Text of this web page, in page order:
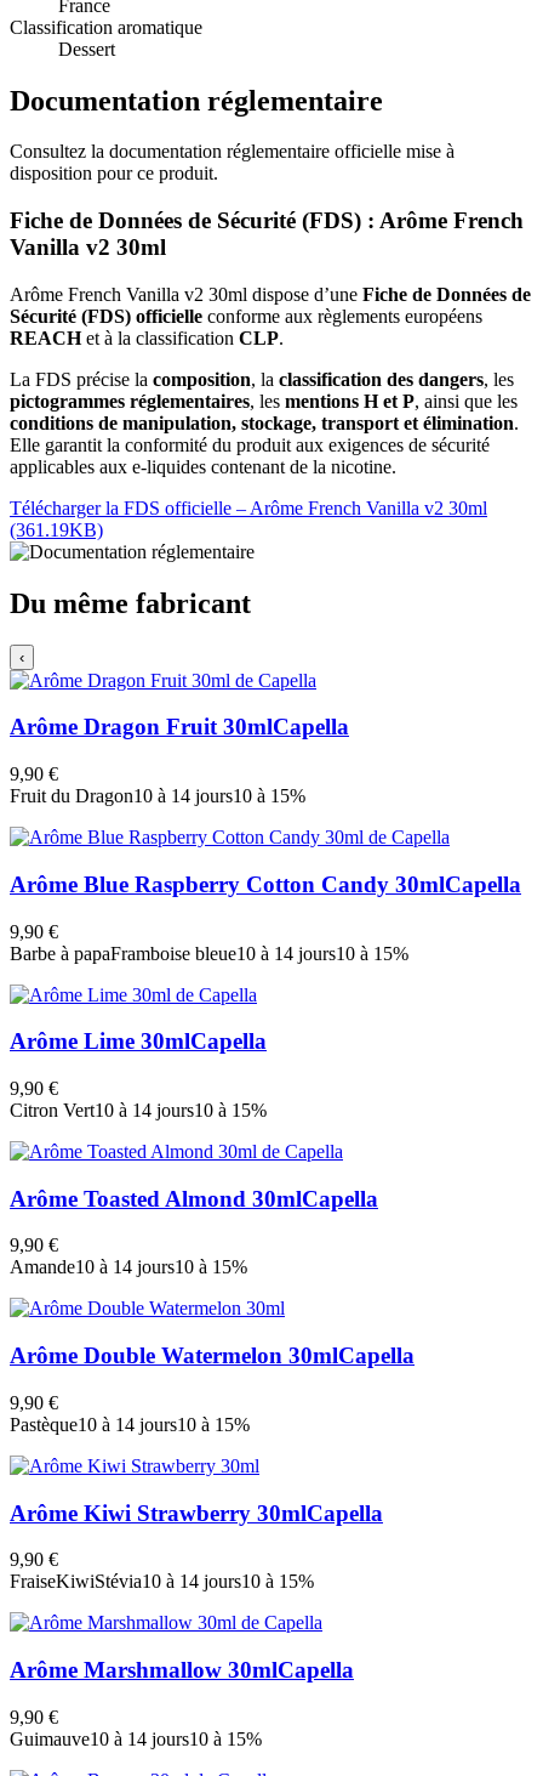
France
Classification aromatique
Dessert
Documentation réglementaire
Consultez la documentation réglementaire officielle mise à
disposition pour ce produit.
Fiche de Données de Sécurité (FDS) : Arôme French
Vanilla v2 30ml
Arôme French Vanilla v2 30ml dispose d’une Fiche de Données de
Sécurité (FDS) officielle conforme aux règlements européens
REACHet à la classification CLP.
La FDS précise la composition, la classification des dangers, les
pictogrammes réglementaires, les mentions H et P, ainsi que les
conditions de manipulation, stockage, transport et élimination.
Elle garantit la conformité du produit aux exigences de sécurité
applicables aux e-liquides contenant de la nicotine.
Télécharger la FDS officielle – Arôme French Vanilla v2 30ml
(361.19KB)
Du même fabricant
‹
Arôme Dragon Fruit 30mlCapella
9,90 €
Fruit du Dragon10 à 14 jours10 à 15%
Arôme Blue Raspberry Cotton Candy 30mlCapella
9,90 €
Barbe à papaFramboise bleue10 à 14 jours10 à 15%
Arôme Lime 30mlCapella
9,90 €
Citron Vert10 à 14 jours10 à 15%
Arôme Toasted Almond 30mlCapella
9,90 €
Amande10 à 14 jours10 à 15%
Arôme Double Watermelon 30mlCapella
9,90 €
Pastèque10 à 14 jours10 à 15%
Arôme Kiwi Strawberry 30mlCapella
9,90 €
FraiseKiwiStévia10 à 14 jours10 à 15%
Arôme Marshmallow 30mlCapella
9,90 €
Guimauve10 à 14 jours10 à 15%